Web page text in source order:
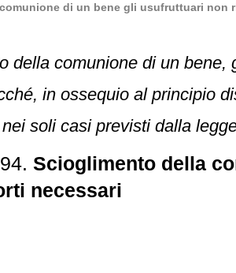
di un bene gli usufruttuari
della comunione di un
in ossequio al principio
soli casi previsti dalla
Scioglimento della
necessari